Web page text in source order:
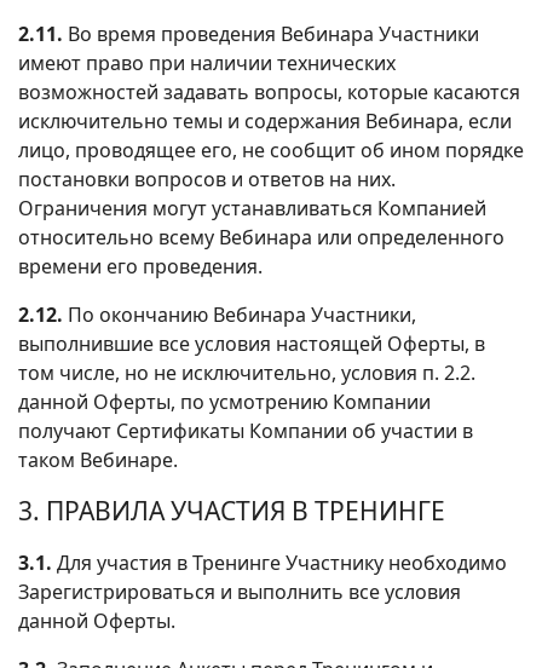
2.11. Во время проведения Вебинара Участники
имеют право при наличии технических
возможностей задавать вопросы, которые касаются
исключительно темы и содержания Вебинара, если
лицо, проводящее его, не сообщит об ином порядке
постановки вопросов и ответов на них.
Ограничения могут устанавливаться Компанией
относительно всему Вебинара или определенного
времени его проведения.
2.12. По окончанию Вебинара Участники,
выполнившие все условия настоящей Оферты, в
том числе, но не исключительно, условия п. 2.2.
данной Оферты, по усмотрению Компании
получают Сертификаты Компании об участии в
таком Вебинаре.
3. ПРАВИЛА УЧАСТИЯ В ТРЕНИНГЕ
3.1. Для участия в Тренинге Участнику необходимо
Зарегистрироваться и выполнить все условия
данной Оферты.